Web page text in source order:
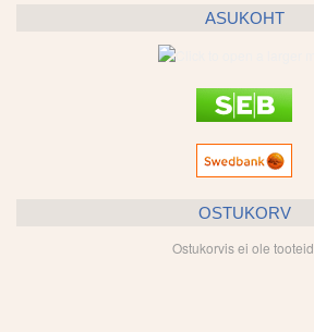
ASUKOHT
OSTUKORV
Ostukorvis ei ole tooteid.